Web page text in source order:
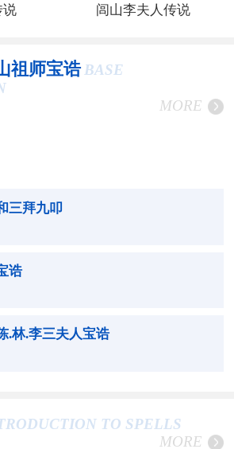
说 闾山李夫人传说
祖师宝诰 BASE
MORE
三拜九叩
诰
.林.李三夫人宝诰
TO SPELLS
MORE